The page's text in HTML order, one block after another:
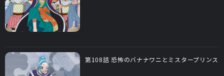
第108話 恐怖のバナナワニとミスタープリンス